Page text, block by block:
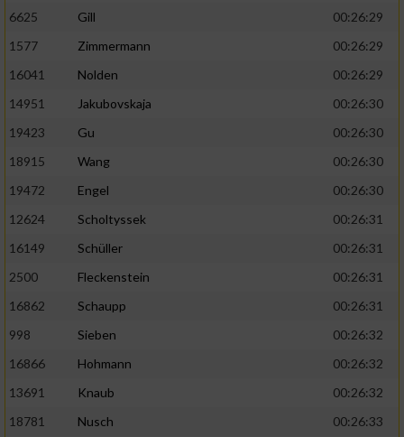
6625
Gill
00:26:29
1577
Zimmermann
00:26:29
16041
Nolden
00:26:29
14951
Jakubovskaja
00:26:30
19423
Gu
00:26:30
18915
Wang
00:26:30
19472
Engel
00:26:30
12624
Scholtyssek
00:26:31
16149
Schüller
00:26:31
2500
Fleckenstein
00:26:31
16862
Schaupp
00:26:31
998
Sieben
00:26:32
16866
Hohmann
00:26:32
13691
Knaub
00:26:32
18781
Nusch 00:26:33